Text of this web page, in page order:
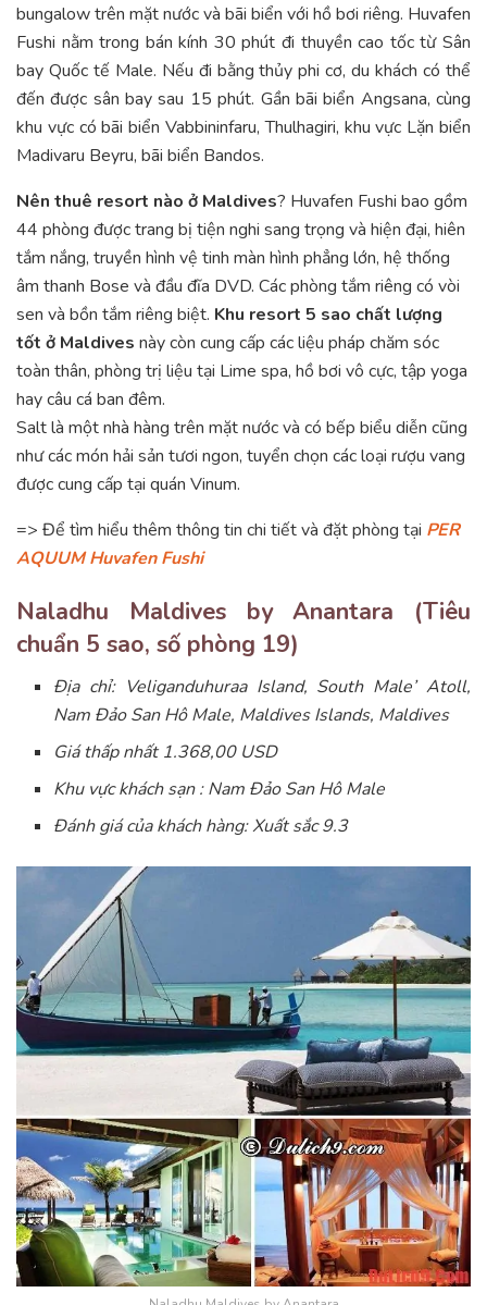
bungalow trên mặt nước và bãi biển với hồ bơi riêng. Huvafen
Fushi nằm trong bán kính 30 phút đi thuyền cao tốc từ Sân
bay Quốc tế Male. Nếu đi bằng thủy phi cơ, du khách có thể
đến được sân bay sau 15 phút. Gần bãi biển Angsana, cùng
khu vực có bãi biển Vabbininfaru, Thulhagiri, khu vực Lặn biển
Madivaru Beyru, bãi biển Bandos.
Nên thuê resort nào ở Maldives? Huvafen Fushi bao gồm
44 phòng được trang bị tiện nghi sang trọng và hiện đại, hiên
tắm nắng, truyền hình vệ tinh màn hình phẳng lớn, hệ thống
âm thanh Bose và đầu đĩa DVD. Các phòng tắm riêng có vòi
sen và bồn tắm riêng biệt. Khu resort 5 sao chất lượng
tốt ở Maldives này còn cung cấp các liệu pháp chăm sóc
toàn thân, phòng trị liệu tại Lime spa, hồ bơi vô cực, tập yoga
hay câu cá ban đêm.
Salt là một nhà hàng trên mặt nước và có bếp biểu diễn cũng
như các món hải sản tươi ngon, tuyển chọn các loại rượu vang
được cung cấp tại quán Vinum.
=> Để tìm hiểu thêm thông tin chi tiết và đặt phòng tại PER
AQUUM Huvafen Fushi
Naladhu Maldives by Anantara (Tiêu
chuẩn 5 sao, số phòng 19)
Địa chỉ: Veliganduhuraa Island, South Male’ Atoll,
Nam Đảo San Hô Male, Maldives Islands, Maldives
Giá thấp nhất 1.368,00 USD
Khu vực khách sạn : Nam Đảo San Hô Male
Đánh giá của khách hàng: Xuất sắc 9.3